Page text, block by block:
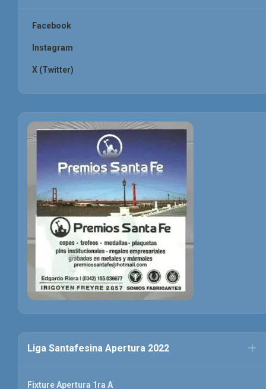
Facebook
Instagram
X (Twitter)
Liga Santafesina Apertura 2022
Fixture Apertura 1ra A